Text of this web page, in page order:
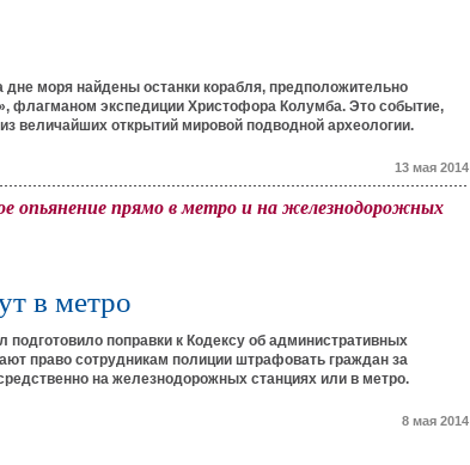
дне моря найдены останки корабля, предположительно
флагманом экспедиции Христофора Колумба. Это событие,
величайших открытий мировой подводной археологии.
13 мая 2014
опьянение прямо в метро и на железнодорожных
в метро
подготовило поправки к Кодексу об административных
право сотрудникам полиции штрафовать граждан за
на железнодорожных станциях или в метро.
8 мая 2014